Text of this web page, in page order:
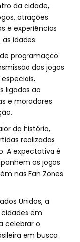
da cidade,
atrações
e experiências
idades.
programação
dos jogos
ligadas ao
e moradores
da história,
realizadas
A expectativa é
os jogos
nas Fan Zones
Unidos, a
em
celebrar o
em busca